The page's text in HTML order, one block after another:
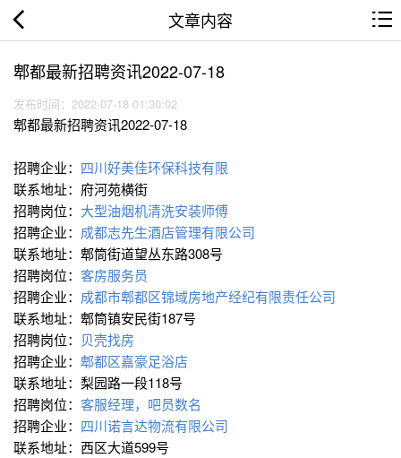
文章内容
郫都最新招聘资讯2022-07-18
发布时间：2022-07-18 01:30:02
郫都最新招聘资讯2022-07-18
招聘企业： 四川好美佳环保科技有限
联系地址：府河苑横街
招聘岗位： 大型油烟机清洗安装师傅
招聘企业： 成都志先生酒店管理有限公司
联系地址：郫筒街道望丛东路308号
招聘岗位： 客房服务员
招聘企业： 成都市郫都区锦域房地产经纪有限责任公司
联系地址：郫筒镇安民街187号
招聘岗位： 贝壳找房
招聘企业： 郫都区嘉豪足浴店
联系地址：梨园路一段118号
招聘岗位： 客服经理，吧员数名
招聘企业： 四川诺言达物流有限公司
联系地址：西区大道599号